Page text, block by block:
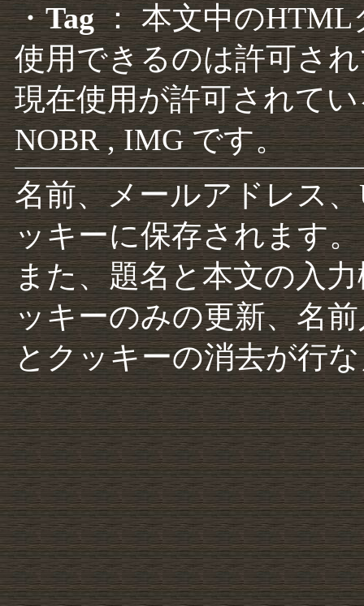
・Tag： 本文中のHTML
使用できるのは許可さ
現在使用が許可されて
NOBR , IMG です。
名前、メールアドレス
ッキーに保存されます。
また、題名と本文の入
ッキーのみの更新、名
とクッキーの消去が行